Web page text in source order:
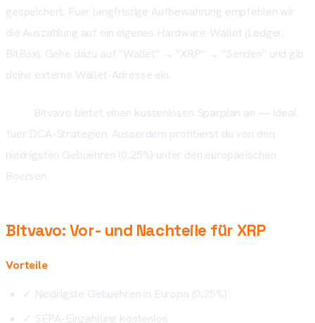
gespeichert. Fuer langfristige Aufbewahrung empfehlen wir
die Auszahlung auf ein eigenes Hardware-Wallet (Ledger,
BitBox). Gehe dazu auf "Wallet" → "XRP" → "Senden" und gib
deine externe Wallet-Adresse ein.
Bitvavo bietet einen kostenlosen Sparplan an — ideal
fuer DCA-Strategien. Ausserdem profitierst du von den
niedrigsten Gebuehren (0,25%) unter den europaeischen
Boersen.
Bitvavo: Vor- und Nachteile für XRP
Vorteile
✓ Niedrigste Gebuehren in Europa (0,25%)
✓ SEPA-Einzahlung kostenlos